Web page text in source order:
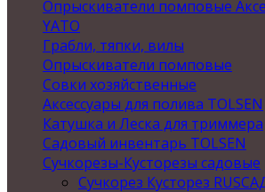
Опрыскиватели помповые
YATO
Грабли, тяпки, вилы
Опрыскиватели помповые
Совки хозяйственные
Аксессуары для полива TOLSEN
Катушка и Леска для триммера
Садовый инвентарь TOLSEN
Сучкорезы-Кусторезы садовые
Сучкорез Кусторез